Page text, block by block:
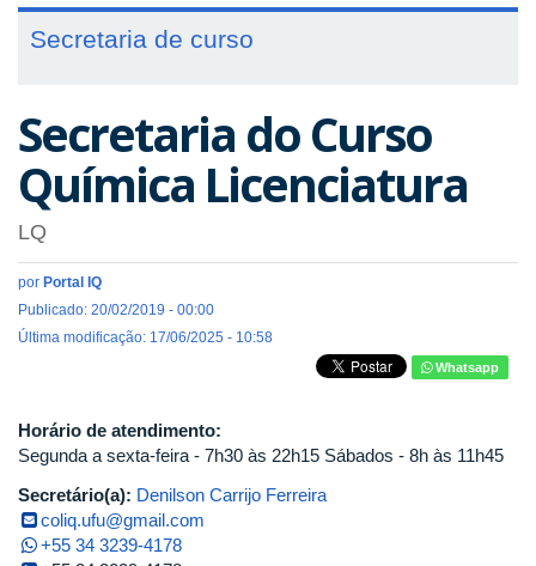
Secretaria de curso
Secretaria do Curso
Química Licenciatura
LQ
por Portal IQ
Publicado: 20/02/2019 - 00:00
Última modificação: 17/06/2025 - 10:58
Whatsapp
Horário de atendimento:
Segunda a sexta-feira - 7h30 às 22h15 Sábados - 8h às 11h45
Secretário(a): Denilson Carrijo Ferreira
coliq.ufu@gmail.com
+55 34 3239-4178